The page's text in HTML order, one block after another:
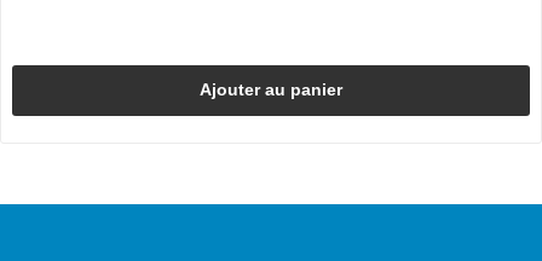
Ajouter au panier